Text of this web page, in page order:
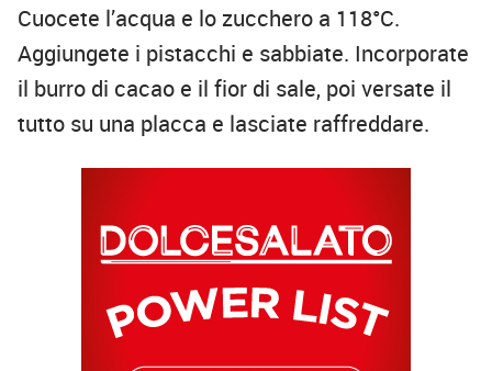
Cuocete l’acqua e lo zucchero a 118°C.
Aggiungete i pistacchi e sabbiate. Incorporate
il burro di cacao e il fior di sale, poi versate il
tutto su una placca e lasciate raffreddare.